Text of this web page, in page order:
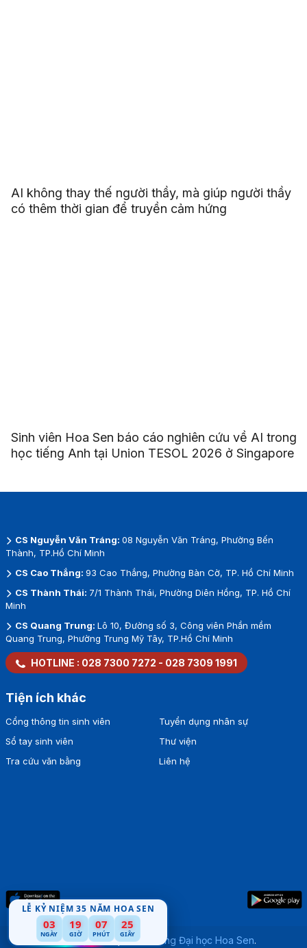
LỄ KỶ NIỆM 35 NĂM HOA SEN
03
NGÀY
19
GIỜ
07
PHÚT
24
GIÂY
AI không thay thế người thầy, mà giúp người thầy
có thêm thời gian để truyền cảm hứng
Sinh viên Hoa Sen báo cáo nghiên cứu về AI trong
học tiếng Anh tại Union TESOL 2026 ở Singapore
CS Nguyễn Văn Tráng: 08 Nguyễn Văn Tráng, Phường Bến
Thành, TP.Hồ Chí Minh
CS Cao Thắng: 93 Cao Thắng, Phường Bàn Cờ, TP. Hồ Chí Minh
CS Thành Thái: 7/1 Thành Thái, Phường Diên Hồng, TP. Hồ Chí
Minh
CS Quang Trung: Lô 10, Đường số 3, Công viên Phần mềm
Quang Trung, Phường Trung Mỹ Tây, TP.Hồ Chí Minh
HOTLINE : 028 7300 7272 - 028 7309 1991
Tiện ích khác
Cổng thông tin sinh viên
Sổ tay sinh viên
Tra cứu văn bằng
Tuyển dụng nhân sự
Thư viện
Liên hệ
Bản quyền thuộc về Trường Đại học Hoa Sen.